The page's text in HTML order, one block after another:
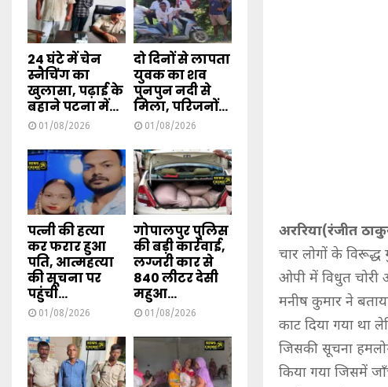
अररिया(रंजीत
चार लोगों के विरूद्ध
ओपी में विधुत चोरी
मनीष कुमार ने
काट दिया गया था
जिसकी सूचना
किया गया जिसमें
24 घंटे में चेन
स्नैचिंग का
खुलासा, पढ़ाई के
बहाने पटना में...
01/08/2026
दो दिनों से लापता
युवक का शव
पुनपुन नदी से
मिला, परिजनों...
01/08/2026
पत्नी की हत्या
कर फरार हुआ
पति, आत्महत्या
की सूचना पर
पहुंची...
01/08/2026
गोपालपुर पुलिस
की बड़ी कार्रवाई,
लग्जरी कार से
840 लीटर देसी
महुआ...
01/08/2026